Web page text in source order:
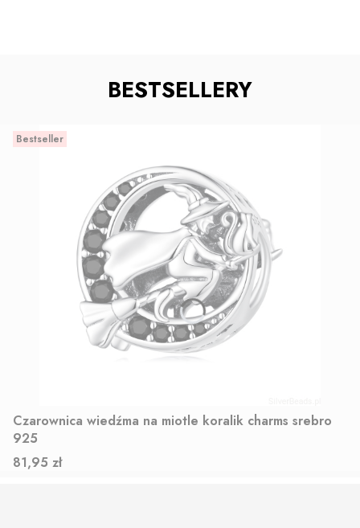
BESTSELLERY
Bestseller
Czarownica wiedźma na miotle koralik charms srebro
925
Cena
81,95 zł